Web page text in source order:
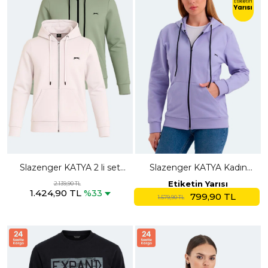
Slazenger KATYA 2 li set
Kadın Fermuarlı Kapüşonlu
Cepli Ekru - Yeşil Sweatshırt
2.139,90 TL
1.424,90 TL %33
Slazenger KATYA Kadın
Fermuarlı Kapüşonlu Cepli
Lila Sweatshırt
Etiketin Yarısı
1.579,90 TL 799,90 TL